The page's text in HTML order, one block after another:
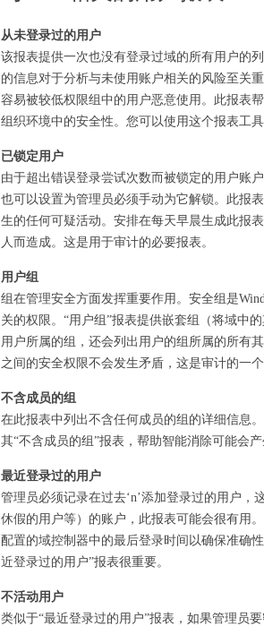
从未登录过的用户
该报表提供一次也没有登录过域的所有用户的
的信息对于分析与未使用账户相关的风险至关
容易被较低权限组中的用户恶意使用。此报表
组织环境中的安全性。您可以使用这个报表工
已锁定用户
由于超出错误登录尝试次数而被锁定的用户账
也可以设置为管理员必须手动为它解锁。此报
生的任何可疑活动。安排在每天早晨生成此报
人而造成。这是用于审计的必要报表。
用户组
组在管理安全方面发挥重要作用。安全组是
关的权限。“用户组”报表提供嵌套组（将域中
用户所属的组，还会列出用户的组所属的所有
之间的安全权限不会发生矛盾，这是审计的一个
不含成员的组
在此报表中列出不含任何成员的组的详细信息
其“不含成员的组”报表，帮助智能消除可能会
最近登录过的用户
管理员必须记录在过去‘n’添加登录过的用户
休假的用户等）的账户，此报表可能会很有用
配置的域控制器中的最后登录时间以确保准确
近登录过的用户”报表很重要。
不活动用户
类似于“最近登录过的用户”报表，如果管理员